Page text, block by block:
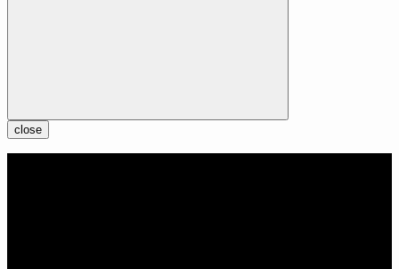
close